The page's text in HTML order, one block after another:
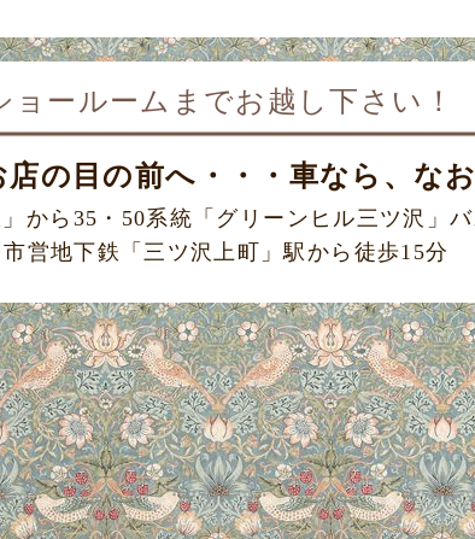
ョールームまでお越し下さい！
店の目の前へ・・・車なら、な
」から35・50系統 「グリーンヒル三ツ沢」
市営地下鉄「三ツ沢上町」駅から 徒歩15分